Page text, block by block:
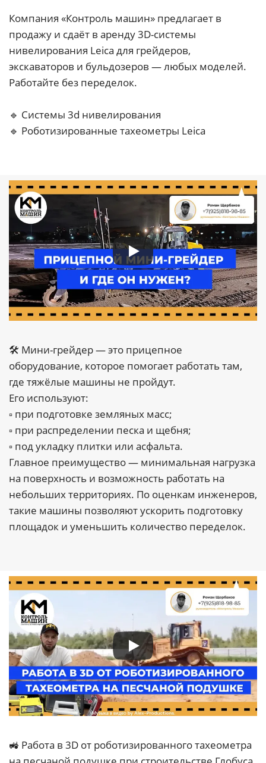
Компания «Контроль машин» предлагает в
продажу и сдаёт в аренду 3D-системы
нивелирования Leica для грейдеров,
экскаваторов и бульдозеров — любых моделей.
Работайте без переделок.
🔹 Системы 3d нивелирования
🔹 Роботизированные тахеометры Leica
🛠 Мини-грейдер — это прицепное
оборудование, которое помогает работать там,
где тяжёлые машины не пройдут.
Его используют:
▫️ при подготовке земляных масс;
▫️ при распределении песка и щебня;
▫️ под укладку плитки или асфальта.
Главное преимущество — минимальная нагрузка
на поверхность и возможность работать на
небольших территориях. По оценкам инженеров,
такие машины позволяют ускорить подготовку
площадок и уменьшить количество переделок.
🚜 Работа в 3D от роботизированного тахеометра